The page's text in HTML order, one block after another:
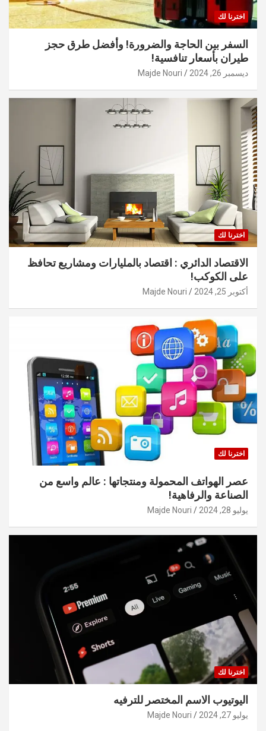
اخترنا لك
السفر بين الحاجة والضرورة! وأفضل طرق حجز
طيران بأسعار تنافسية!
ديسمبر 26, 2024 Majde Nouri
اخترنا لك
الاقتصاد الدائري : اقتصاد بالمليارات ومشاريع تحافظ
على الكوكب!
أكتوبر 25, 2024 Majde Nouri
اخترنا لك
عصر الهواتف المحمولة ومنتجاتها : عالم واسع من
الصناعة والرفاهية!
يوليو 28, 2024 Majde Nouri
اخترنا لك
اليوتيوب الاسم المختصر للترفيه
يوليو 27, 2024 Majde Nouri